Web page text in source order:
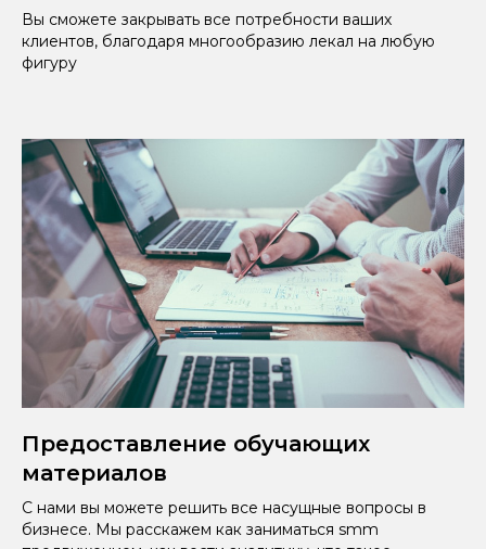
Вы сможете закрывать все потребности ваших
клиентов, благодаря многообразию лекал на любую
фигуру
Предоставление обучающих
материалов
С нами вы можете решить все насущные вопросы в
бизнесе. Мы расскажем как заниматься smm